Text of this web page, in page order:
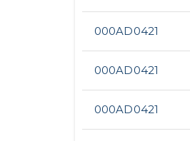
000AD0421
000AD0421
000AD0421